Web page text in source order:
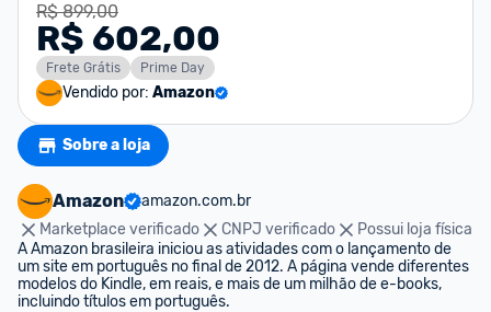
R$ 899,00
R$ 602,00
Frete Grátis Prime Day
Vendido por: Amazon
Sobre a loja
Amazon
amazon.com.br
Marketplace verificado
CNPJ verificado
Possui loja física
A Amazon brasileira iniciou as atividades com o lançamento de
um site em português no final de 2012. A página vende diferentes
modelos do Kindle, em reais, e mais de um milhão de e-books,
incluindo títulos em português.